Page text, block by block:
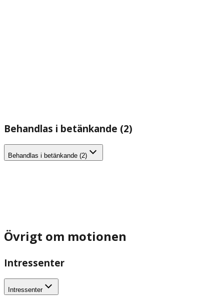
Behandlas i betänkande (2)
Behandlas i betänkande (2)
Övrigt om motionen
Intressenter
Intressenter